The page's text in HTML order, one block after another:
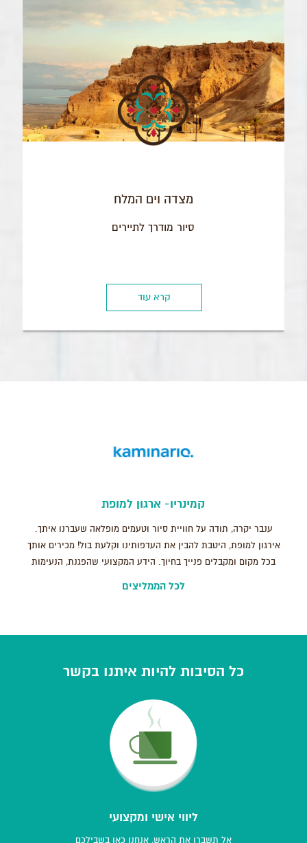
מצדה וים המלח
סיור מודרך לתיירים
קרא עוד
קמינריו- ארגון למופת
ענבר יקרה, תודה על חוויית סיור וטעמים מופלאה שעברנו איתך.
אירגון למופת, היטבת להבין את העדפותינו וקלעת בול! מכירים אותך
בכל מקום ומקבלים פנייך בחיוך. הידע המקצועי שהפגנת, הנעימות
לכל הממליצים
כל הסיבות להיות איתנו בקשר
ליווי אישי ומקצועי
אל תשברו את הראש, אנחנו כאן בשבילכם